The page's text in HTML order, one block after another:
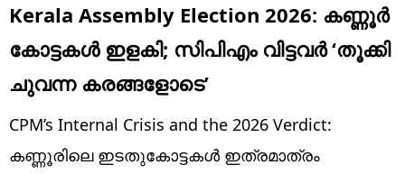
Business
Education
Lifestyle
Kerala Assembly Election 2026: കണ്ണൂര്‍
കോട്ടകള്‍ ഇളകി; സിപിഎം വിട്ടവര്‍ ‘തൂക്കി
ചുവന്ന കരങ്ങളോടെ’
CPM’s Internal Crisis and the 2026 Verdict:
കണ്ണൂരിലെ ഇടതുകോട്ടകള്‍ ഇത്രമാത്രം